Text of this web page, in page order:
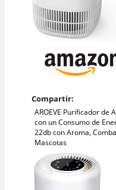
Compartir:
AROEVE Purificador de
con un Consumo de
22db con Aroma,
Mascotas